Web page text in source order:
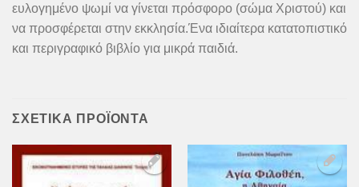
ευλογημένο ψωμί να γίνεται πρόσφορο (σώμα Χριστού) και
να προσφέρεται στην εκκλησία.Ένα ιδιαίτερα κατατοπιστικό
και περιγραφικό βιβλίο για μικρά παιδιά.
ΣΧΕΤΙΚΆ ΠΡΟΪΌΝΤΑ